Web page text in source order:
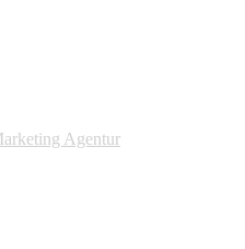
Agentur